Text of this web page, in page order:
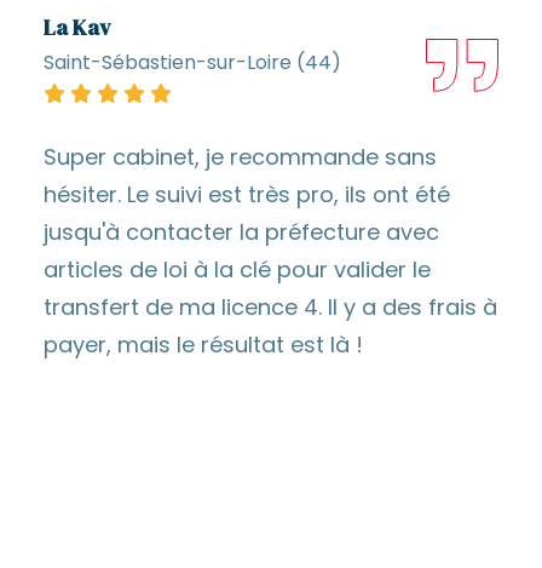
La Kav
Saint-Sébastien-sur-Loire (44)
Super cabinet, je recommande sans
hésiter. Le suivi est très pro, ils ont été
jusqu'à contacter la préfecture avec
articles de loi à la clé pour valider le
transfert de ma licence 4. Il y a des frais à
payer, mais le résultat est là !